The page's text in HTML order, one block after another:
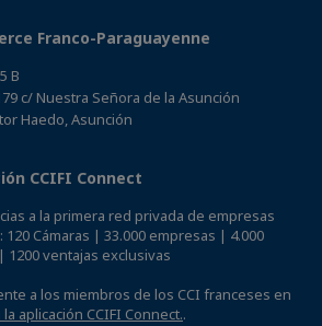
Franco-Paraguayenne
B
c/ Nuestra Señora de la Asunción
Haedo, Asunción
CCIFI Connect
a la primera red privada de empresas
Cámaras | 33.000 empresas | 4.000
ventajas exclusivas
a los miembros de los CCI franceses en
aplicación CCIFI Connect..